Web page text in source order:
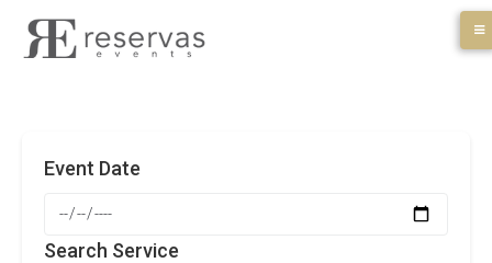
Event Date
Search Service